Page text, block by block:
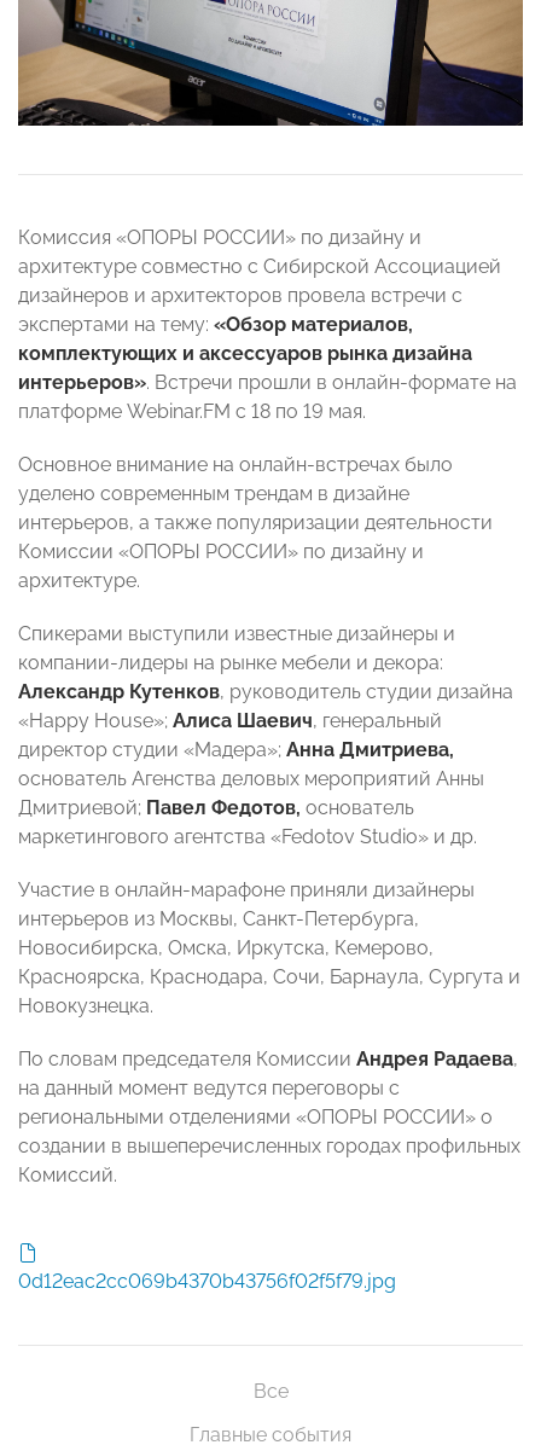
Комиссия «ОПОРЫ РОССИИ» по дизайну и
архитектуре совместно с Сибирской Ассоциацией
дизайнеров и архитекторов провела встречи с
экспертами на тему: «Обзор материалов,
комплектующих и аксессуаров рынка дизайна
интерьеров». Встречи прошли в онлайн-формате на
платформе Webinar.FM с 18 по 19 мая.
Основное внимание на онлайн-встречах было
уделено современным трендам в дизайне
интерьеров, а также популяризации деятельности
Комиссии «ОПОРЫ РОССИИ» по дизайну и
архитектуре.
Спикерами выступили известные дизайнеры и
компании-лидеры на рынке мебели и декора:
Александр Кутенков, руководитель студии дизайна
«Happy House»; Алиса Шаевич, генеральный
директор студии «Мадера»; Анна Дмитриева,
основатель Агенства деловых мероприятий Анны
Дмитриевой; Павел Федотов, основатель
маркетингового агентства «Fedotov Studio» и др.
Участие в онлайн-марафоне приняли дизайнеры
интерьеров из Москвы, Санкт-Петербурга,
Новосибирска, Омска, Иркутска, Кемерово,
Красноярска, Краснодара, Сочи, Барнаула, Сургута и
Новокузнецка.
По словам председателя Комиссии Андрея Радаева,
на данный момент ведутся переговоры с
региональными отделениями «ОПОРЫ РОССИИ» о
создании в вышеперечисленных городах профильных
Комиссий.
0d12eac2cc069b4370b43756f02f5f79.jpg
Все
Главные события